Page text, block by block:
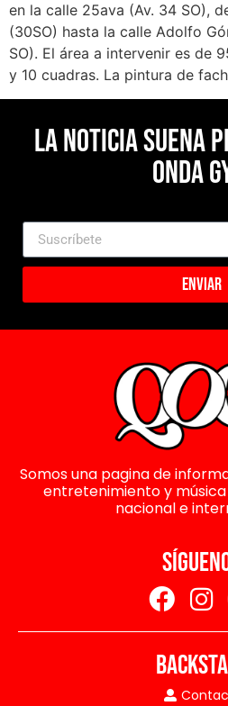
en la calle 25ava (Av. 34 SO),
(30SO) hasta la calle Adolfo
SO). El área a intervenir es de
y 10 cuadras. La pintura de
La noticia suena
Onda
Enviar
Somos una pagina de
entretenimiento y
nacional e